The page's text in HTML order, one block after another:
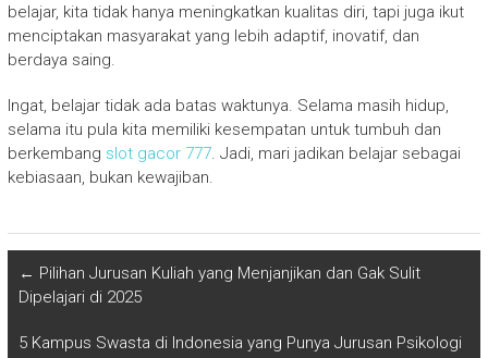
belajar, kita tidak hanya meningkatkan kualitas diri, tapi juga ikut
menciptakan masyarakat yang lebih adaptif, inovatif, dan
berdaya saing.
Ingat, belajar tidak ada batas waktunya. Selama masih hidup,
selama itu pula kita memiliki kesempatan untuk tumbuh dan
berkembang slot gacor 777. Jadi, mari jadikan belajar sebagai
kebiasaan, bukan kewajiban.
← Pilihan Jurusan Kuliah yang Menjanjikan dan Gak Sulit
Dipelajari di 2025
5 Kampus Swasta di Indonesia yang Punya Jurusan Psikologi